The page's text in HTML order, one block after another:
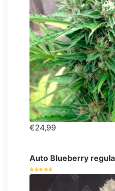
€24,99
Auto Blueberry